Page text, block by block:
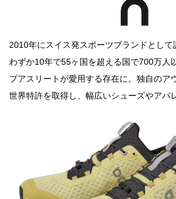
2010年にスイス発スポーツブランドとして
わずか10年で55ヶ国を超える国で700万人
プアスリートが愛用する存在に。独自のア
世界特許を取得し、幅広いシューズやアパ